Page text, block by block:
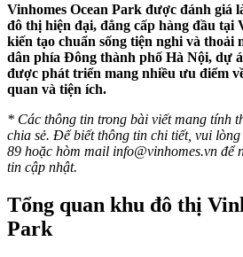
Vinhomes Ocean Park được đánh giá
đô thị hiện đại, đẳng cấp hàng đầu tại
kiến tạo chuẩn sống tiện nghi và thoải
dân phía Đông thành phố Hà Nội, dự
được phát triển mang nhiều ưu điểm
quan và tiện ích.
* Các thông tin trong bài viết mang tính
chia sẻ. Để biết thông tin chi tiết, vui
89 hoặc hòm mail info@vinhomes.vn để
tin cập nhật.
Tổng quan khu đô thị
Park